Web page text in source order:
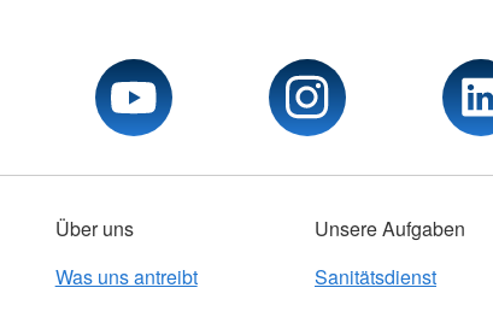
Über uns
Was uns antreibt
Unsere Aufgaben
Sanitätsdienst